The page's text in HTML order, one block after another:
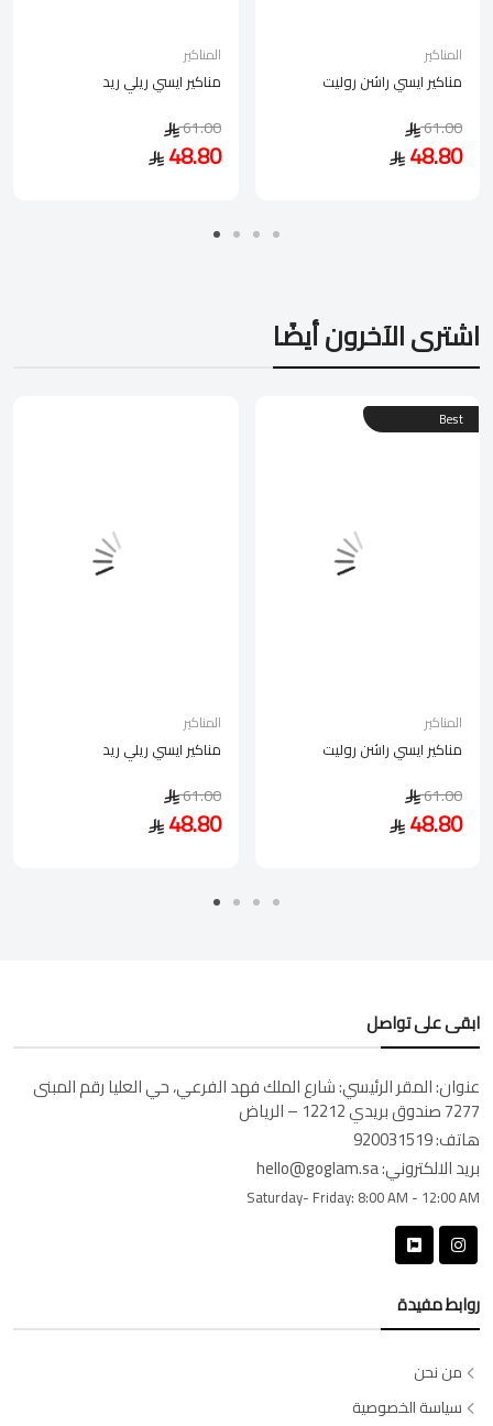
المناكير
مناكير ايسي ريلي ريد
61.00
48.80
المناكير
مناكير ايسي راشن روليت
61.00
48.80
اشترى الآخرون أيضًا
المناكير
مناكير ايسي ريلي ريد
61.00
48.80
Best
المناكير
مناكير ايسي راشن روليت
61.00
48.80
ابقى على تواصل
عنوان:المقر الرئيسي: شارع الملك فهد الفرعي، حي العليا رقم المبنى
7277 صندوق بريدي 12212 – الرياض
هاتف:920031519
بريد الالكتروني:hello@goglam.sa
Saturday- Friday: 8:00 AM - 12:00 AM
روابط مفيدة
من نحن
سياسة الخصوصية